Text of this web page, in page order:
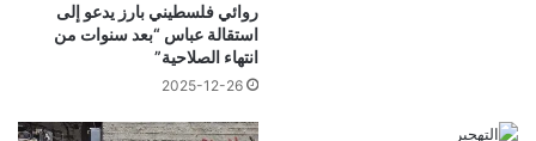
روائي فلسطيني بارز يدعو إلى
استقالة عباس “بعد سنوات من
انتهاء الصلاحية”
2025-12-26